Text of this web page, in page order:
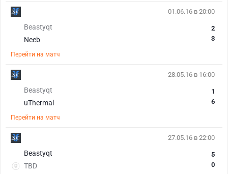
01.06.16 в 20:00
Beastyqt
Neeb
2
3
Перейти на матч
28.05.16 в 16:00
Beastyqt
uThermal
1
6
Перейти на матч
27.05.16 в 22:00
Beastyqt
TBD
5
0